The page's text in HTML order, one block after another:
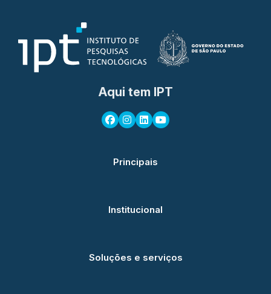
Aqui tem IPT
Principais
Institucional
Soluções e serviços